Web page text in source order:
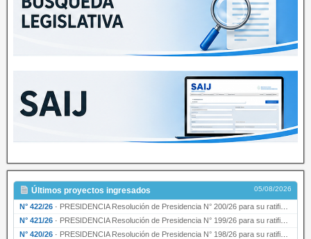
Últimos proyectos ingresados 05/08/2026
N° 422/26 · PRESIDENCIA Resolución de Presidencia N° 200/26 para su ratificación.
N° 421/26 · PRESIDENCIA Resolución de Presidencia N° 199/26 para su ratificación.
N° 420/26 · PRESIDENCIA Resolución de Presidencia N° 198/26 para su ratificación.